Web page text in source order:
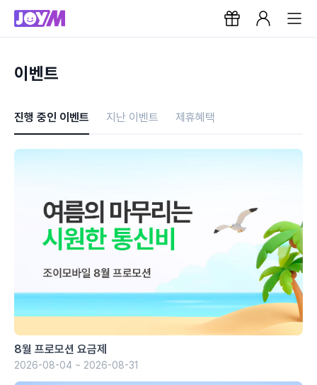
이벤트
진행 중인 이벤트 지난 이벤트 제휴혜택
8월 프로모션 요금제
2026-08-04 ~ 2026-08-31